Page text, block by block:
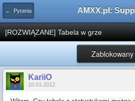
← Pytania
[ROZWIĄZANE] Tabela w grze
Zablokowany
KariiO
10.01.2012